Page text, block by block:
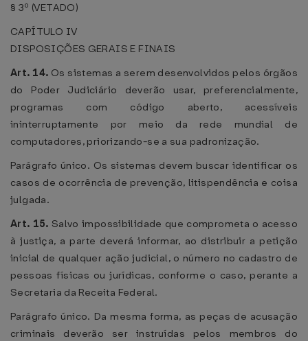
§ 3º (VETADO)
CAPÍTULO IV
DISPOSIÇÕES GERAIS E FINAIS
Art. 14. Os sistemas a serem desenvolvidos pelos órgãos
do Poder Judiciário deverão usar, preferencialmente,
programas com código aberto, acessíveis
ininterruptamente por meio da rede mundial de
computadores, priorizando-se a sua padronização.
Parágrafo único. Os sistemas devem buscar identificar os
casos de ocorrência de prevenção, litispendência e coisa
julgada.
Art. 15. Salvo impossibilidade que comprometa o acesso
à justiça, a parte deverá informar, ao distribuir a petição
inicial de qualquer ação judicial, o número no cadastro de
pessoas físicas ou jurídicas, conforme o caso, perante a
Secretaria da Receita Federal.
Parágrafo único. Da mesma forma, as peças de acusação
criminais deverão ser instruídas pelos membros do